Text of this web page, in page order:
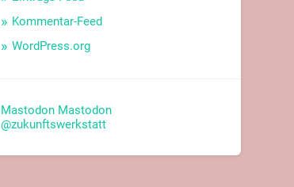
Kommentar-Feed
WordPress.org
Mastodon Mastodon
@zukunftswerkstatt